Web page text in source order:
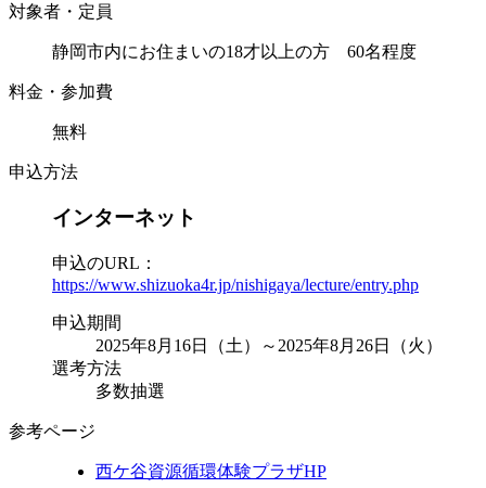
対象者・定員
静岡市内にお住まいの18才以上の方 60名程度
料金・参加費
無料
申込方法
インターネット
申込のURL：
https://www.shizuoka4r.jp/nishigaya/lecture/entry.php
申込期間
2025年8月16日（土）～2025年8月26日（火）
選考方法
多数抽選
参考ページ
西ケ谷資源循環体験プラザHP